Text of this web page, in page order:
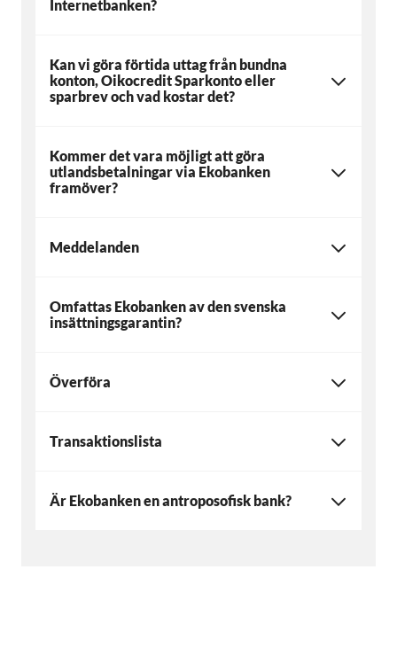
Internetbanken?
Kan vi göra förtida uttag från bundna
konton, Oikocredit Sparkonto eller
sparbrev och vad kostar det?
Kommer det vara möjligt att göra
utlandsbetalningar via Ekobanken
framöver?
Meddelanden
Omfattas Ekobanken av den svenska
insättningsgarantin?
Överföra
Transaktionslista
Är Ekobanken en antroposofisk bank?